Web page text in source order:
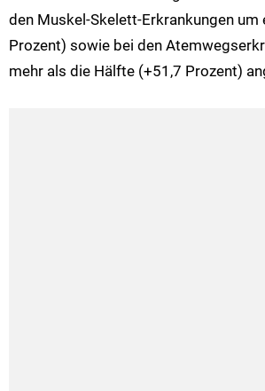
den Muskel-Skelett-Erkrankungen um
Prozent) sowie bei den
mehr als die Hälfte (+51,7 Prozent)